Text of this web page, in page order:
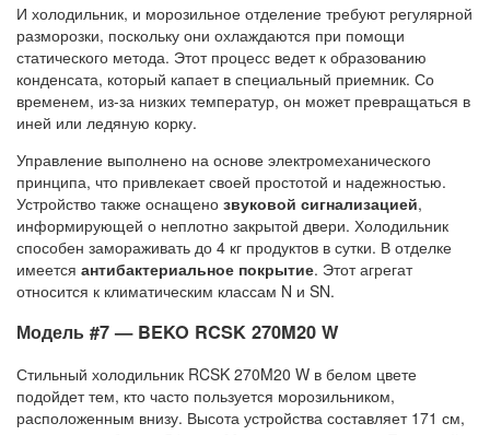
И холодильник, и морозильное отделение требуют регулярной
разморозки, поскольку они охлаждаются при помощи
статического метода. Этот процесс ведет к образованию
конденсата, который капает в специальный приемник. Со
временем, из-за низких температур, он может превращаться в
иней или ледяную корку.
Управление выполнено на основе электромеханического
принципа, что привлекает своей простотой и надежностью.
Устройство также оснащено звуковой сигнализацией,
информирующей о неплотно закрытой двери. Холодильник
способен замораживать до 4 кг продуктов в сутки. В отделке
имеется антибактериальное покрытие. Этот агрегат
относится к климатическим классам N и SN.
Модель #7 — BEKO RCSK 270M20 W
Стильный холодильник RCSK 270M20 W в белом цвете
подойдет тем, кто часто пользуется морозильником,
расположенным внизу. Высота устройства составляет 171 см,